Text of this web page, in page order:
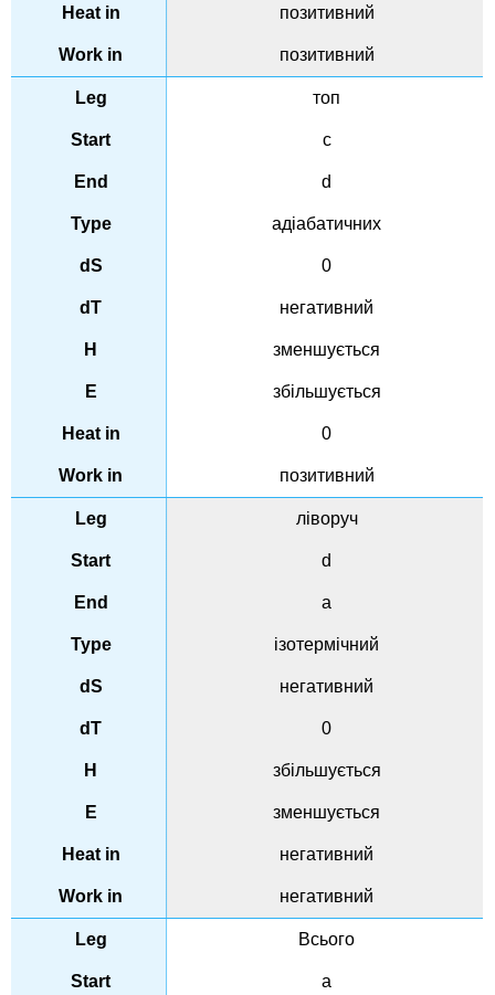
позитивний
позитивний
топ
c
d
адіабатичних
0
негативний
зменшується
збільшується
0
позитивний
ліворуч
d
a
ізотермічний
негативний
0
збільшується
зменшується
негативний
негативний
Всього
a